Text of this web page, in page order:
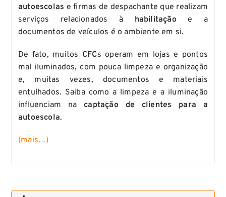
autoescolas e firmas de despachante que realizam
serviços relacionados à habilitaçãoe a
documentos de veículos é o ambiente em si.
De fato, muitos CFCs operam em lojas e pontos
mal iluminados, com pouca limpeza e organização
e, muitas vezes, documentos e materiais
entulhados. Saiba como a limpeza e a iluminação
influenciam nacaptação de clientes para a
autoescola.
(mais…)